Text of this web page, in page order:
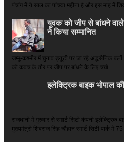
पंचांग में ये साल का पांचवा महीना है और इस माह में शिव
युवक को जीप से बांधने
ने किया सम्‍मानित
जम्मू-कश्मीर में चुनाव ड्यूटी पर जा रहे अद्धसैनिक बलों
को कवच के तौर पर जीप पर बांधने के लिए चर्चा ...
इलेक्ट्रिक बाइक भोपाल
राजधानी में गुरुवार से स्मार्ट सिटी कंपनी इलेक्ट्रिक
मुख्यमंत्री शिवराज सिंह चौहान स्मार्ट सिटी पार्क में 75